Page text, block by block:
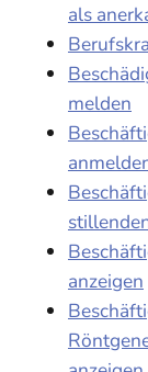
als
melden
anzeigen